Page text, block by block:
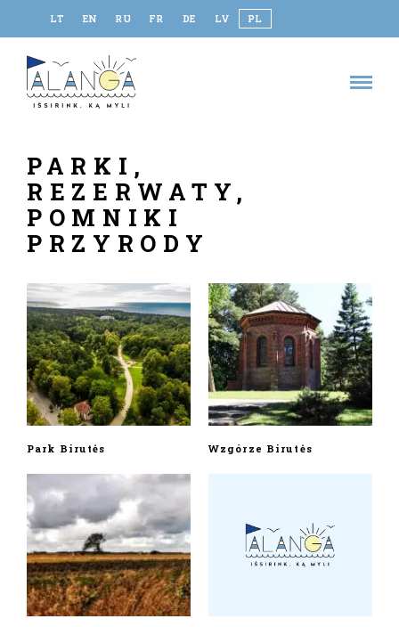
LT EN RU FR DE LV PL
PARKI,
REZERWATY,
POMNIKI
PRZYRODY
Park Birutės Wzgórze Birutės